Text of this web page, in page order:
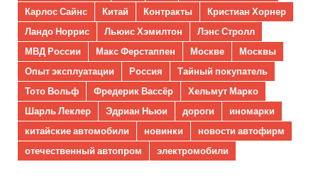
Карлос Сайнс
Китай Контракты
Кристиан Хорнер
Ландо Норрис
Льюис Хэмилтон
Лэнс Стролл
МВД России
Макс Ферстаппен Москве
Москвы
Опыт эксплуатации
Россия
Тайный покупатель
Тото Вольф
Фредерик Вассёр
Хельмут Марко
Шарль Леклер
Эдриан Ньюи дороги
иномарки
китайские автомобили
новинки
новости автофирм
отечественный автопром
электромобили